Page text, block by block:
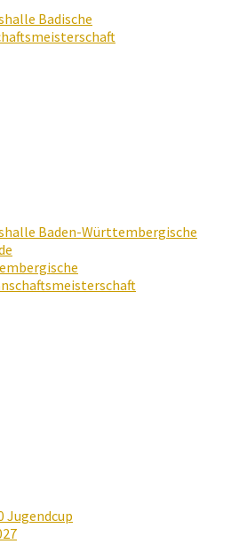
Badische
Baden-Württembergische
Jugendcup